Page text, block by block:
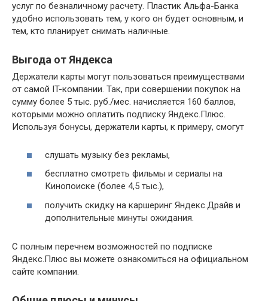
услуг по безналичному расчету. Пластик Альфа-Банка
удобно использовать тем, у кого он будет основным, и
тем, кто планирует снимать наличные.
Выгода от Яндекса
Держатели карты могут пользоваться преимуществами
от самой IT-компании. Так, при совершении покупок на
сумму более 5 тыс. руб./мес. начисляется 160 баллов,
которыми можно оплатить подписку Яндекс.Плюс.
Используя бонусы, держатели карты, к примеру, смогут
слушать музыку без рекламы,
бесплатно смотреть фильмы и сериалы на
Кинопоиске (более 4,5 тыс.),
получить скидку на каршеринг Яндекс.Драйв и
дополнительные минуты ожидания.
С полным перечнем возможностей по подписке
Яндекс.Плюс вы можете ознакомиться на официальном
сайте компании.